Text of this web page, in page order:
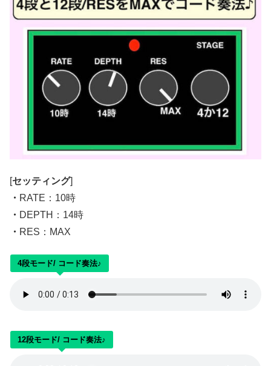
[セッティング]
・ RATE：10時
・ DEPTH：14時
・ RES：MAX
4段モード/ コード奏法♪
12段モード/ コード奏法♪